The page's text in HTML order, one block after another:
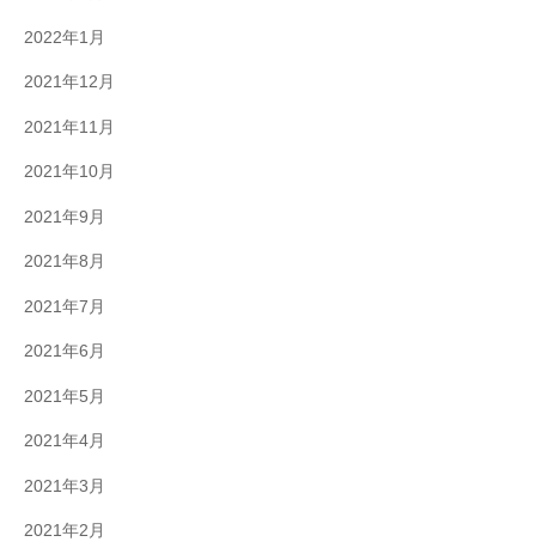
2022年1月
2021年12月
2021年11月
2021年10月
2021年9月
2021年8月
2021年7月
2021年6月
2021年5月
2021年4月
2021年3月
2021年2月